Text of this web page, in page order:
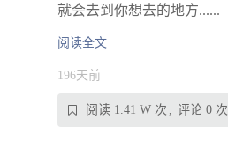
就会去到你想去的地方......
阅读全文
196天前
阅读 1.41 W 次 评论 0 次